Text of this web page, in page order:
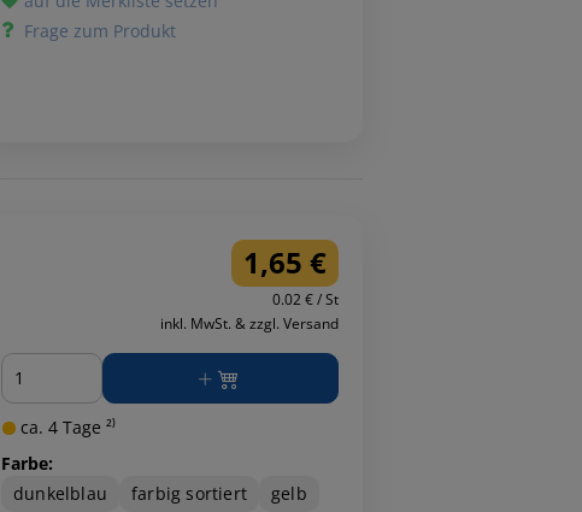
Frage zum Produkt
1,65 €
0.02 € / St
inkl. MwSt. & zzgl. Versand
Menge
ca. 4 Tage ²⁾
Farbe:
dunkelblau
farbig sortiert
gelb